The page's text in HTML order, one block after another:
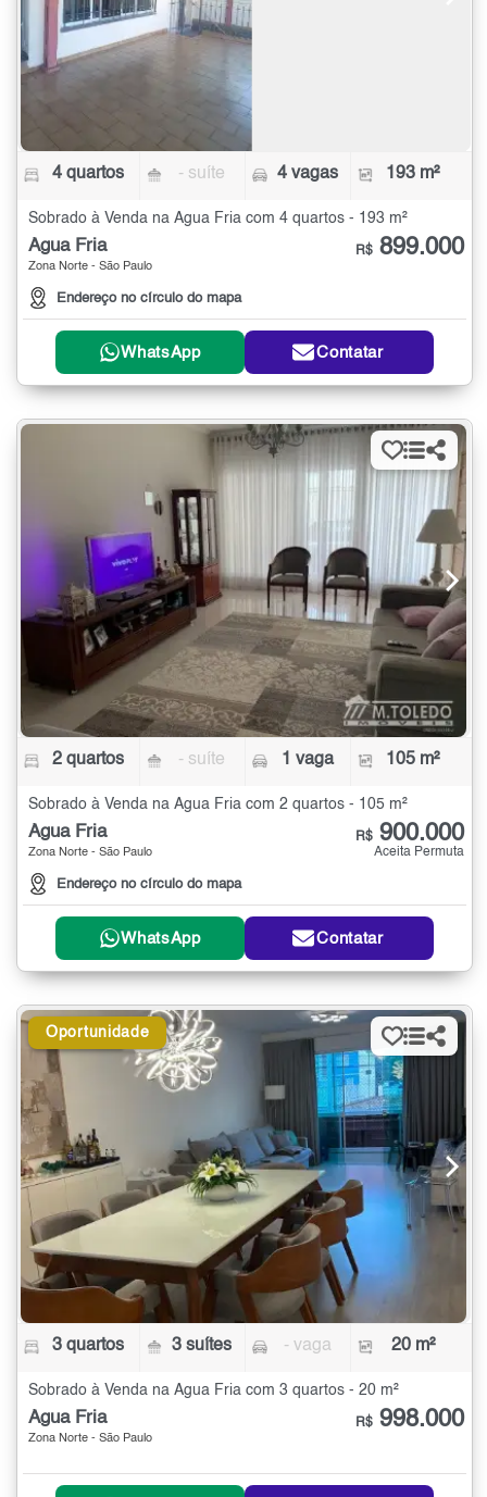
4 quartos - suíte 4 vagas 193 m²
Sobrado à Venda na Água Fria com 4 quartos - 193 m²
Água Fria
Zona Norte - São Paulo
Endereço no círculo do mapa
R$ 899.000
WhatsApp Contatar
2 quartos - suíte 1 vaga 105 m²
Sobrado à Venda na Água Fria com 2 quartos - 105 m²
Água Fria
Zona Norte - São Paulo
Endereço no círculo do mapa
R$ 900.000
Aceita Permuta
WhatsApp Contatar
Oportunidade
3 quartos 3 suítes - vaga 20 m²
Sobrado à Venda na Água Fria com 3 quartos - 20 m²
Água Fria
Zona Norte - São Paulo
R$ 998.000